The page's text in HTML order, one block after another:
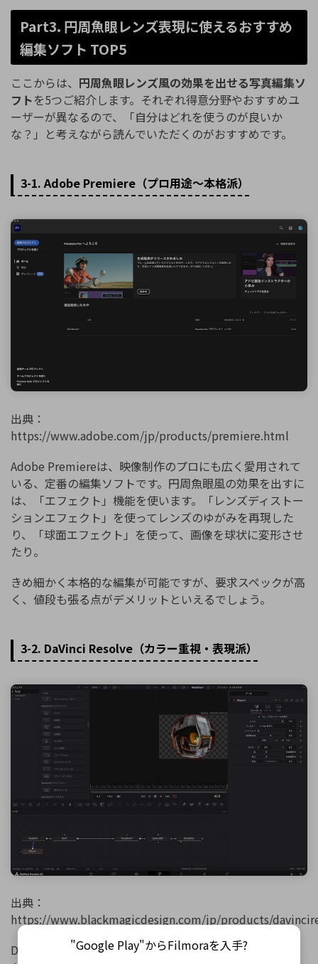
Part3. 円周魚眼レンズ表現に使えるおすすめ
編集ソフト TOP5
ここからは、 円周魚眼レンズ風の効果を出せる写真編集ソ
フトを5つご紹介します。それぞれ得意分野やおすすめユ
ーザーが異なるので、「自分はどれを使うのが良いか
な？」と考えながら読んでいただくのがおすすめです。
3-1. Adobe Premiere（プロ用途〜本格派）
出典：
https://www.adobe.com/jp/products/premiere.html
Adobe Premiereは、映像制作のプロにも広く愛用されて
いる、定番の編集ソフトです。円周魚眼風の効果を出すに
は、「エフェクト」機能を使います。「レンズディストー
ションエフェクト」を使ってレンズのゆがみを再現した
り、「球面エフェクト」を使って、画像を球状に変形させ
たり。
きめ細かく本格的な編集が可能ですが、要求スペックが高
く、値段も張る点がデメリットといえるでしょう。
3-2. DaVinci Resolve（カラー重視・表現派）
出典：
https://www.blackmagicdesign.com/jp/products/
DaVinci Resolveは、無料で使い始められる映像編集ソフ
"Google Play"からFilmoraを入手?